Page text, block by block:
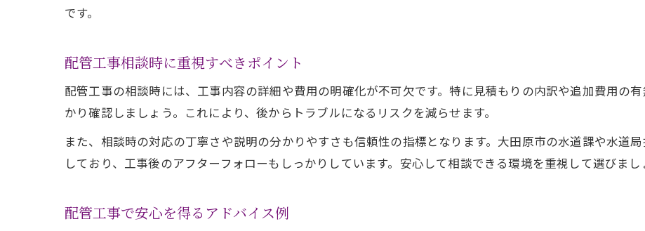
配管工事業者の資格確認ポイント
配管工事アドバイザーの資格種類とは
資格の有無で差が出る配管工事の質
配管工事の安心感を資格で判断する
です。
配管工事相談時に重視すべきポイント
配管工事の相談時には、工事内容の詳細や費用の明確化が不可欠です。特に見積もりの内訳や追加費用の
かり確認しましょう。これにより、後からトラブルになるリスクを減らせます。
また、相談時の対応の丁寧さや説明の分かりやすさも信頼性の指標となります。大田原市の水道課や水道
しており、工事後のアフターフォローもしっかりしています。安心して相談できる環境を重視して選びまし
配管工事で安心を得るアドバイス例